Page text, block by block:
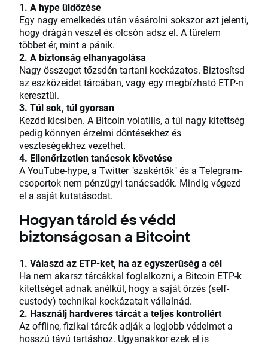
1. A hype üldözése
Egy nagy emelkedés után vásárolni sokszor azt jelenti,
hogy drágán veszel és olcsón adsz el. A türelem
többet ér, mint a pánik.
2. A biztonság elhanyagolása
Nagy összeget tőzsdén tartani kockázatos. Biztosítsd
az eszközeidet tárcában, vagy egy megbízható ETP-n
keresztül.
3. Túl sok, túl gyorsan
Kezdd kicsiben. A Bitcoin volatilis, a túl nagy kitettség
pedig könnyen érzelmi döntésekhez és
veszteségekhez vezethet.
4. Ellenőrizetlen tanácsok követése
A YouTube-hype, a Twitter "szakértők" és a Telegram-
csoportok nem pénzügyi tanácsadók. Mindig végezd
el a saját kutatásodat.
Hogyan tárold és védd
biztonságosan a Bitcoint
1. Válaszd az ETP-ket, ha az egyszerűség a cél
Ha nem akarsz tárcákkal foglalkozni, a Bitcoin ETP-k
kitettséget adnak anélkül, hogy a saját őrzés (self-
custody) technikai kockázatait vállalnád.
2. Használj hardveres tárcát a teljes kontrollért
Az offline, fizikai tárcák adják a legjobb védelmet a
hosszú távú tartáshoz. Ugyanakkor ezek el is